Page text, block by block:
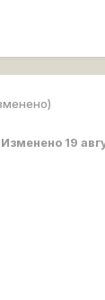
Изменено 19